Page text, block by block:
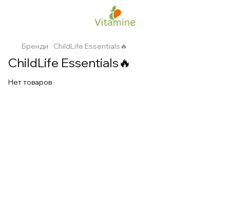
Бренди ChildLife Essentials🔥
ChildLife Essentials🔥
Нет товаров